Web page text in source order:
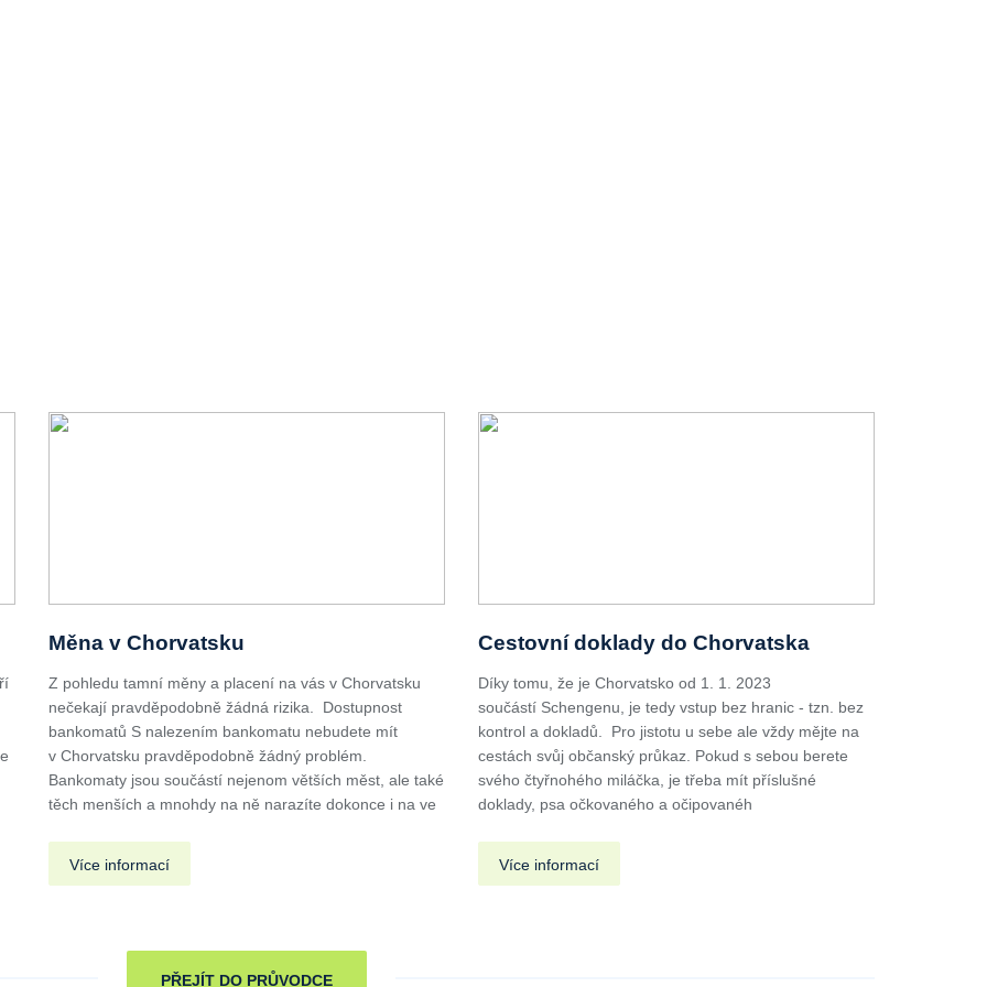
Měna v Chorvatsku
Z pohledu tamní měny a placení na vás v Chorvatsku
nečekají pravděpodobně žádná rizika. Dostupnost
bankomatů S nalezením bankomatu nebudete mít
v Chorvatsku pravděpodobně žádný problém.
Bankomaty jsou součástí nejenom větších měst, ale také
těch menších a mnohdy na ně narazíte dokonce i na ve
Více informací
Cestovní doklady do Chorvatska
Díky tomu, že je Chorvatsko od 1. 1. 2023
součástí Schengenu, je tedy vstup bez hranic - tzn. bez
kontrol a dokladů. Pro jistotu u sebe ale vždy mějte na
cestách svůj občanský průkaz. Pokud s sebou berete
svého čtyřnohého miláčka, je třeba mít příslušné
doklady, psa očkovaného a očipovanéh
Více informací
PŘEJÍT DO PRŮVODCE